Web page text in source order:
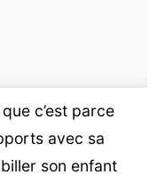
c’est parce
avec sa
son enfant